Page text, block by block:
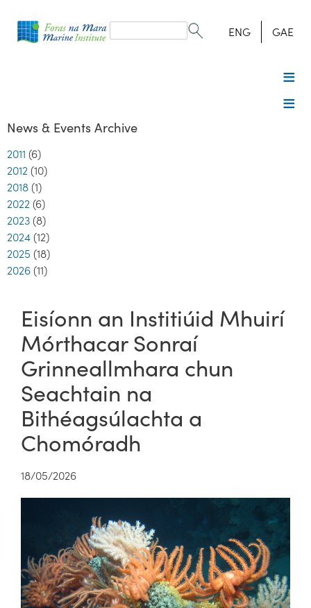
form
Search ENG GAE
News & Events Archive
2011 (6)
2012 (10)
2018 (1)
2022 (6)
2023 (8)
2024 (12)
2025 (18)
2026 (11)
Eisíonn an Institiúid Mhuirí
Mórthacar Sonraí
Grinneallmhara chun
Seachtain na
Bithéagsúlachta a
Chomóradh
18/05/2026